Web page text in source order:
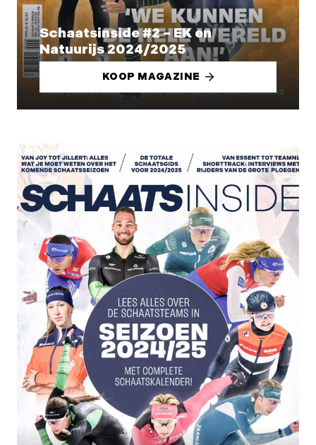
Schaatsinside #2 – EK en
Natuurijs 2024/2025
KOOP MAGAZINE